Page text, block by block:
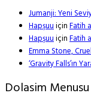
Jumanji: Yeni
HapşuuiçinFatih
HapşuuiçinFatih
Emma Stone,
‘Gravity Falls’ın
Dolasim Menusu